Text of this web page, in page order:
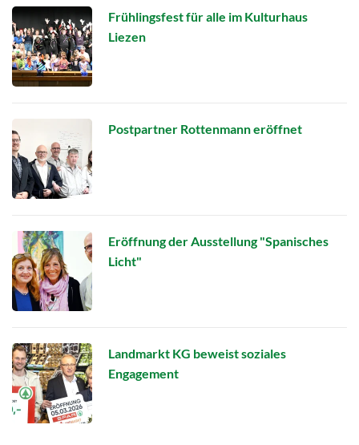
Frühlingsfest für alle im Kulturhaus
Liezen
Postpartner Rottenmann eröffnet
Eröffnung der Ausstellung "Spanisches
Licht"
Landmarkt KG beweist soziales
Engagement